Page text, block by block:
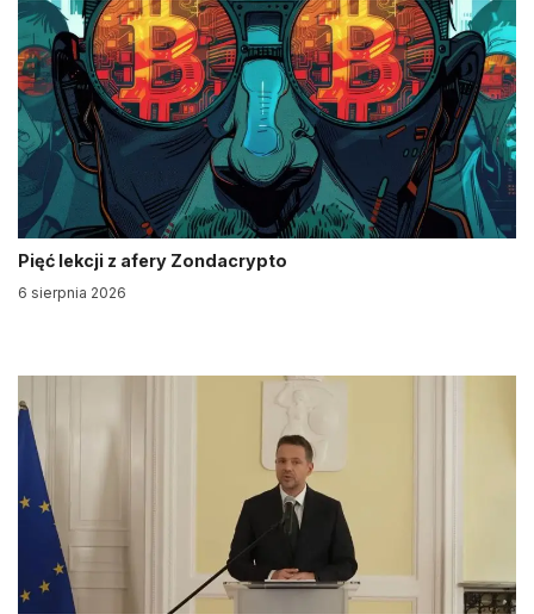
Pięć lekcji z afery Zondacrypto
6 sierpnia 2026